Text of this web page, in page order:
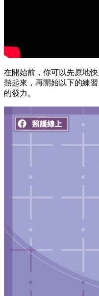
在開始前，你可以先原地
熱起來，再開始以下的練
的發力。